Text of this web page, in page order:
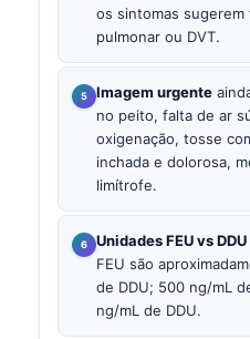
os sintomas
pulmonar ou DVT.
Imagem urgente
no peito, falta de ar
oxigenação, tosse
inchada e dolorosa,
limítrofe.
Unidades FEU vs DDU
FEU são
de DDU; 500 ng/mL
ng/mL de DDU.